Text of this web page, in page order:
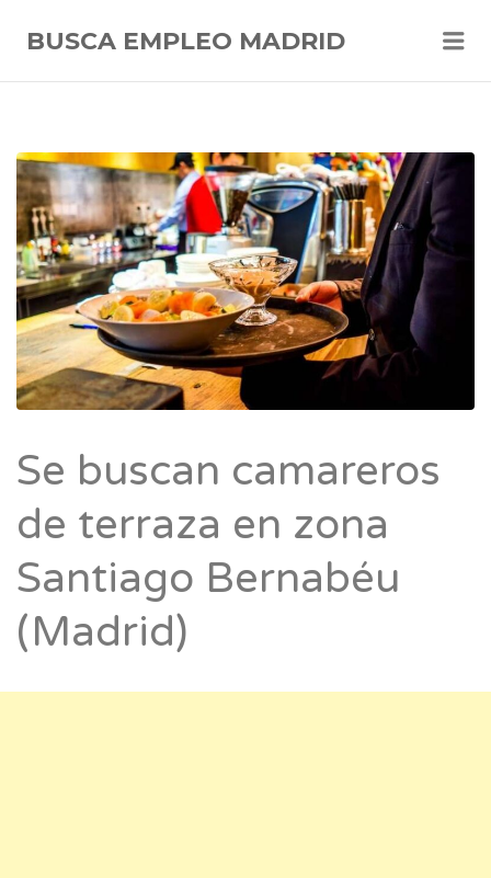
BUSCA EMPLEO MADRID
Se buscan camareros
de terraza en zona
Santiago Bernabéu
(Madrid)